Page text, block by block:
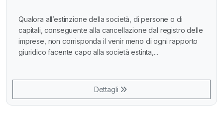
Qualora all’estinzione della società, di persone o di
capitali, conseguente alla cancellazione dal registro delle
imprese, non corrisponda il venir meno di ogni rapporto
giuridico facente capo alla società estinta,...
Dettagli